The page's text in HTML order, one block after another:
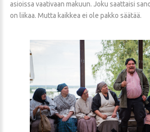
asioissa vaativaan makuun. Joku saattaisi
on liikaa. Mutta kaikkea ei ole pakko säätää.